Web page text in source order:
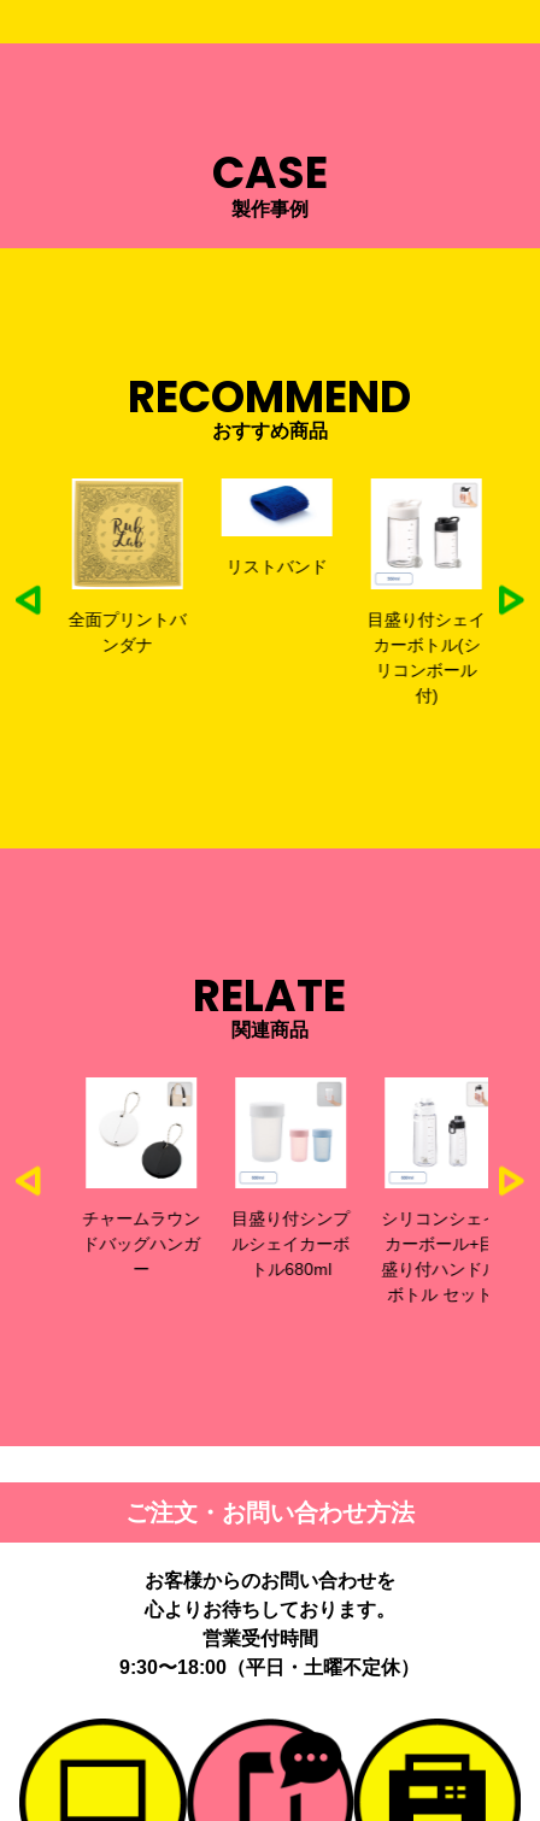
CASE
製作事例
RECOMMEND
おすすめ商品
全面プリントバ
ンダナ
リストバンド
目盛り付シェイ
カーボトル(シ
リコンボール
付)
RELATE
関連商品
チャームラウン
ドバッグハンガ
目盛り付シンプ
ルシェイカーボ
トル680ml
シリコンシェイ
カーボール+目
盛り付ハンドル
ボトル セット
ご注文・お問い合わせ方法
お客様からのお問い合わせを
心よりお待ちしております。
営業受付時間
9:30〜18:00（平日・土曜不定休）